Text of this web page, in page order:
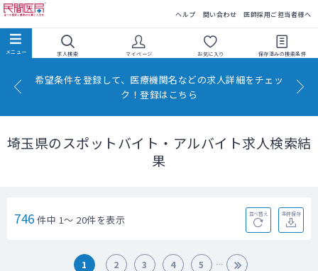
ヘルプ 問い合わせ 医師採用ご担当者様へ
求人検索 マイページ お気に入り 保存済みの検索条件
希望条件を登録して、医療機関名などの求人詳細をチェッ
ク！登録はこちら
埼玉県のスポットバイト・アルバイト求人検索結
果
746 件中 1～ 20件を表示 並べ替え 条件保存
1 2 3 4 5